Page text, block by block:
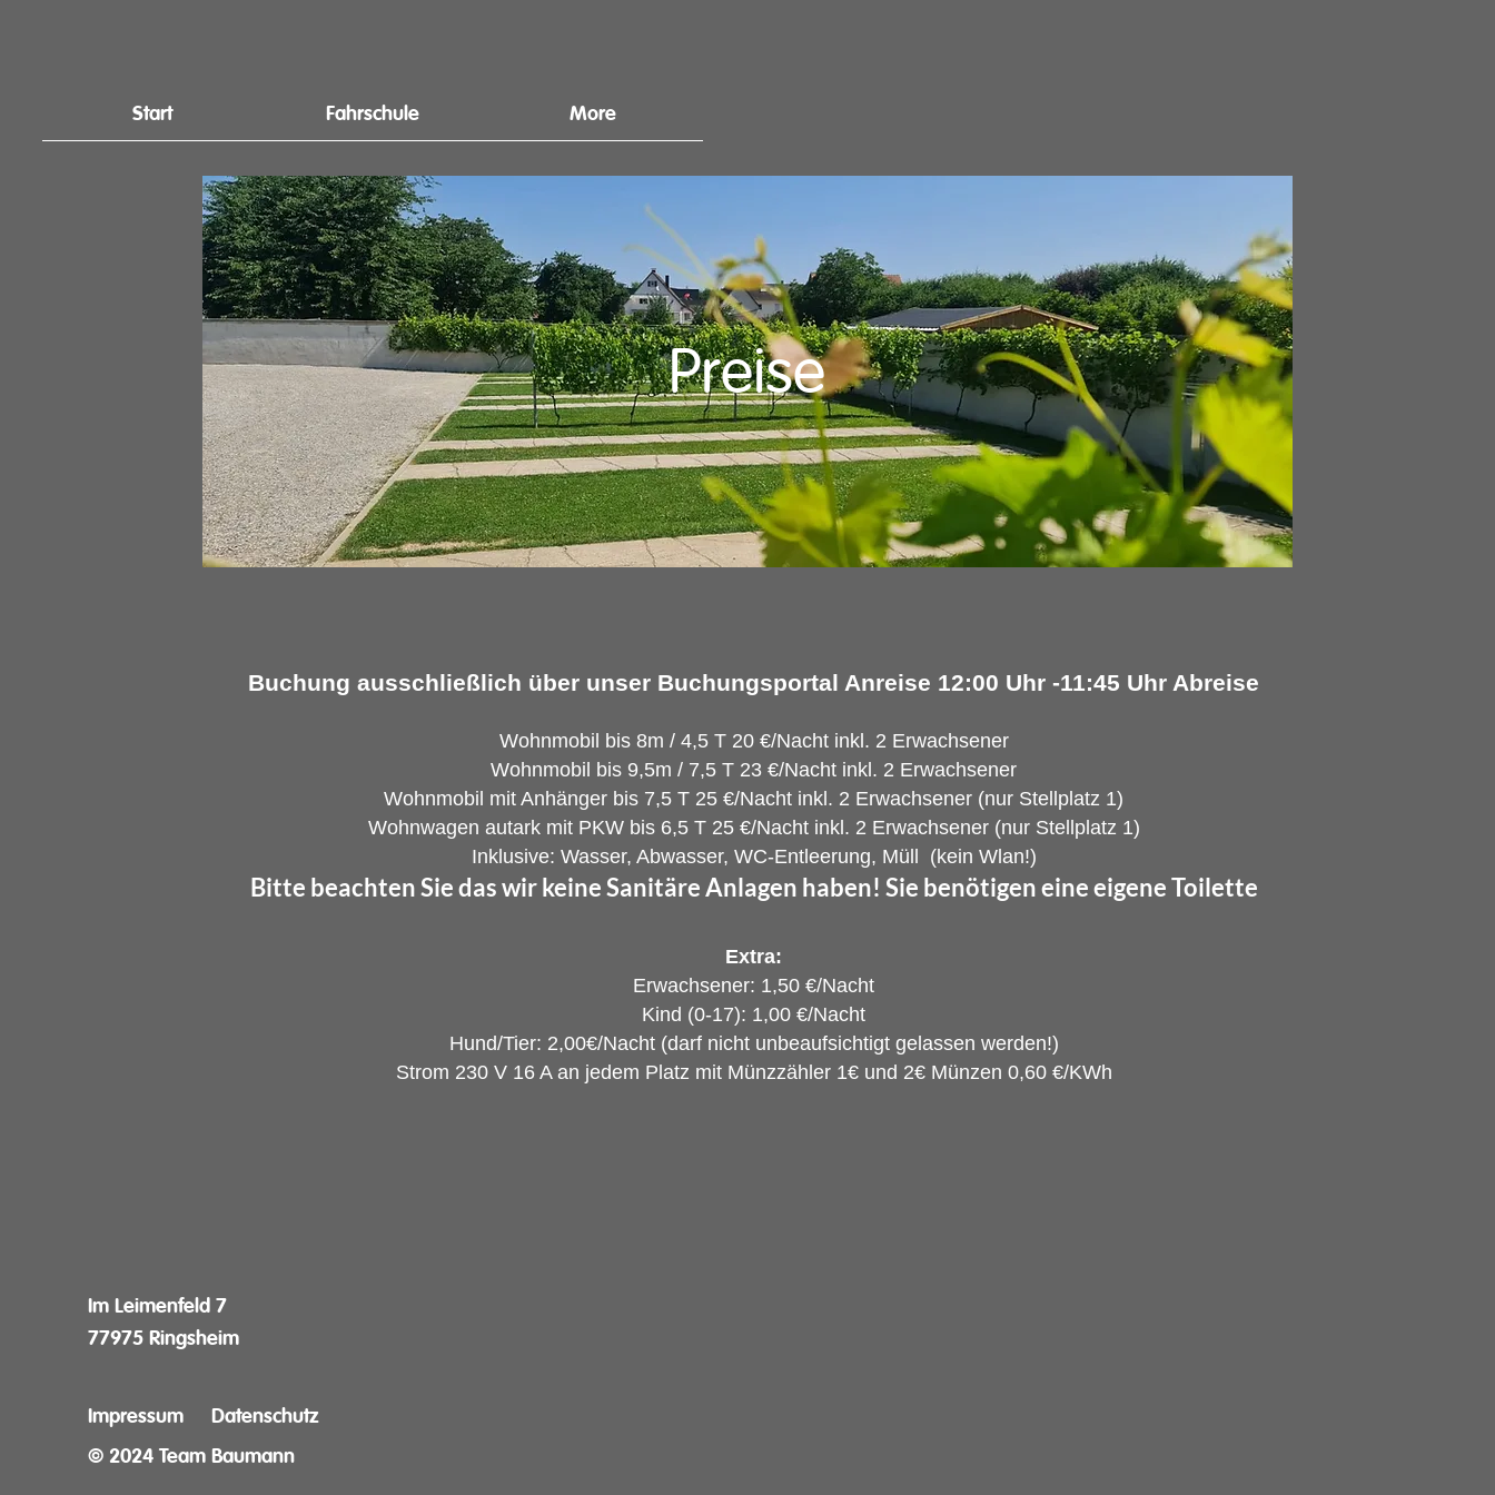
Start Fahrschule More
Preise
Buchung ausschließlich über unser Buchungsportal Anreise 12:00 Uhr -11:45 Uhr Abreise
Wohnmobil bis 8m / 4,5 T 20 €/Nacht inkl. 2 Erwachsener
Wohnmobil bis 9,5m / 7,5 T 23 €/Nacht inkl. 2 Erwachsener
Wohnmobil mit Anhänger bis 7,5 T 25 €/Nacht inkl. 2 Erwachsener (nur Stellplatz 1)
Wohnwagen autark mit PKW bis 6,5 T 25 €/Nacht inkl. 2 Erwachsener (nur Stellplatz 1)
Inklusive: Wasser, Abwasser, WC-Entleerung, Müll (kein Wlan!)
Bitte beachten Sie das wir keine Sanitäre Anlagen haben! Sie benötigen eine eigene Toilette
Extra:
Erwachsener: 1,50 €/Nacht
Kind (0-17): 1,00 €/Nacht
Hund/Tier: 2,00€/Nacht (darf nicht unbeaufsichtigt gelassen werden!)
Strom 230 V 16 A an jedem Platz mit Münzzähler 1€ und 2€ Münzen 0,60 €/KWh
Im Leimenfeld 7
77975 Ringsheim
Impressum
Datenschutz
© 2024 Team Baumann